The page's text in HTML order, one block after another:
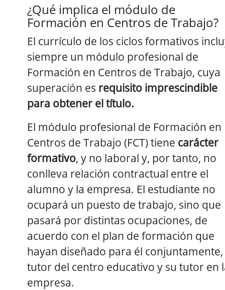
¿Qué implica el módulo de
Formación en Centros de Trabajo?
El currículo de los ciclos formativos
siempre un módulo profesional de
Formación en Centros de Trabajo, cuya
superación es requisito imprescindible
para obtener el título.
El módulo profesional de Formación en
Centros de Trabajo (FCT) tiene carácter
formativo, y no laboral y, por tanto, no
conlleva relación contractual entre el
alumno y la empresa. El estudiante no
ocupará un puesto de trabajo, sino que
pasará por distintas ocupaciones, de
acuerdo con el plan de formación que
hayan diseñado para él
tutor del centro educativo y su tutor en
empresa.